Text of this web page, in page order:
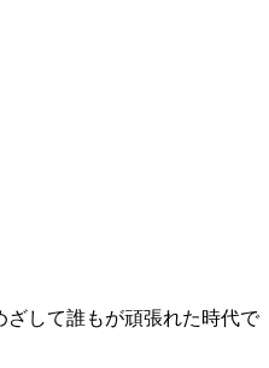
して誰もが頑張れた時代で